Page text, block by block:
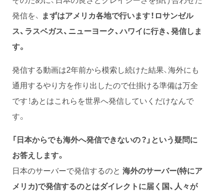
発信を、 まずはアメリカ各地で行います！ ロサンゼル
ス、ラスベガス、ニューヨーク、ハワイに行き、発信しま
す。
発信する動画は2年前から模索し続けた結果、海外にも
通用するやり方を作り出したので仕掛ける準備は万全
です！あとはこれらを世界へ発信していくだけなんで
す。
「日本からでも海外へ発信できないの？」という疑問に
お答えします。
日本のサーバーで発信するのと 海外のサーバー(特にア
メリカ)で発信するのとはダイレクトに届く国、人々が